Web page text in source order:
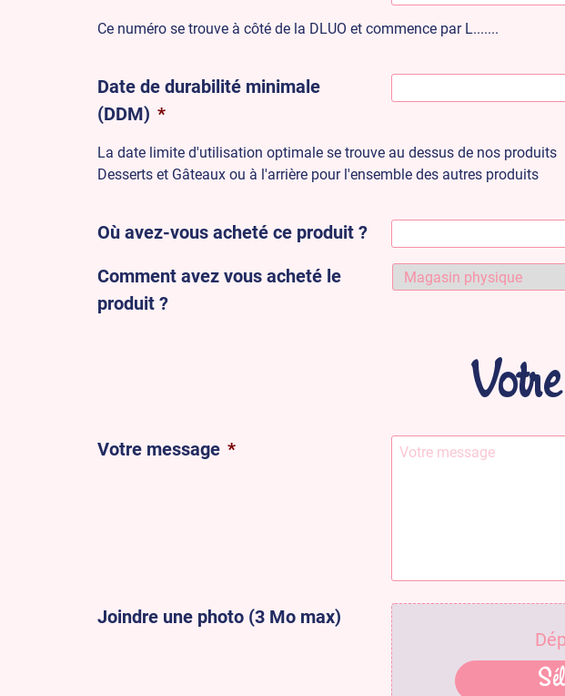
Ce numéro se trouve à côté de la DLUO et commence par L.......
Date de durabilité minimale
(DDM) *
La date limite d'utilisation optimale se trouve au dessus de nos produits
Desserts et Gâteaux ou à l'arrière pour l'ensemble des autres produits
Où avez-vous acheté ce produit ?
Comment avez vous acheté le
produit ?
Votre message *
Joindre une photo (3 Mo max)